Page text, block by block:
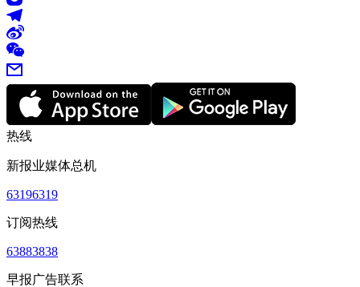
热线
新报业媒体总机
63196319
订阅热线
63883838
早报广告联系